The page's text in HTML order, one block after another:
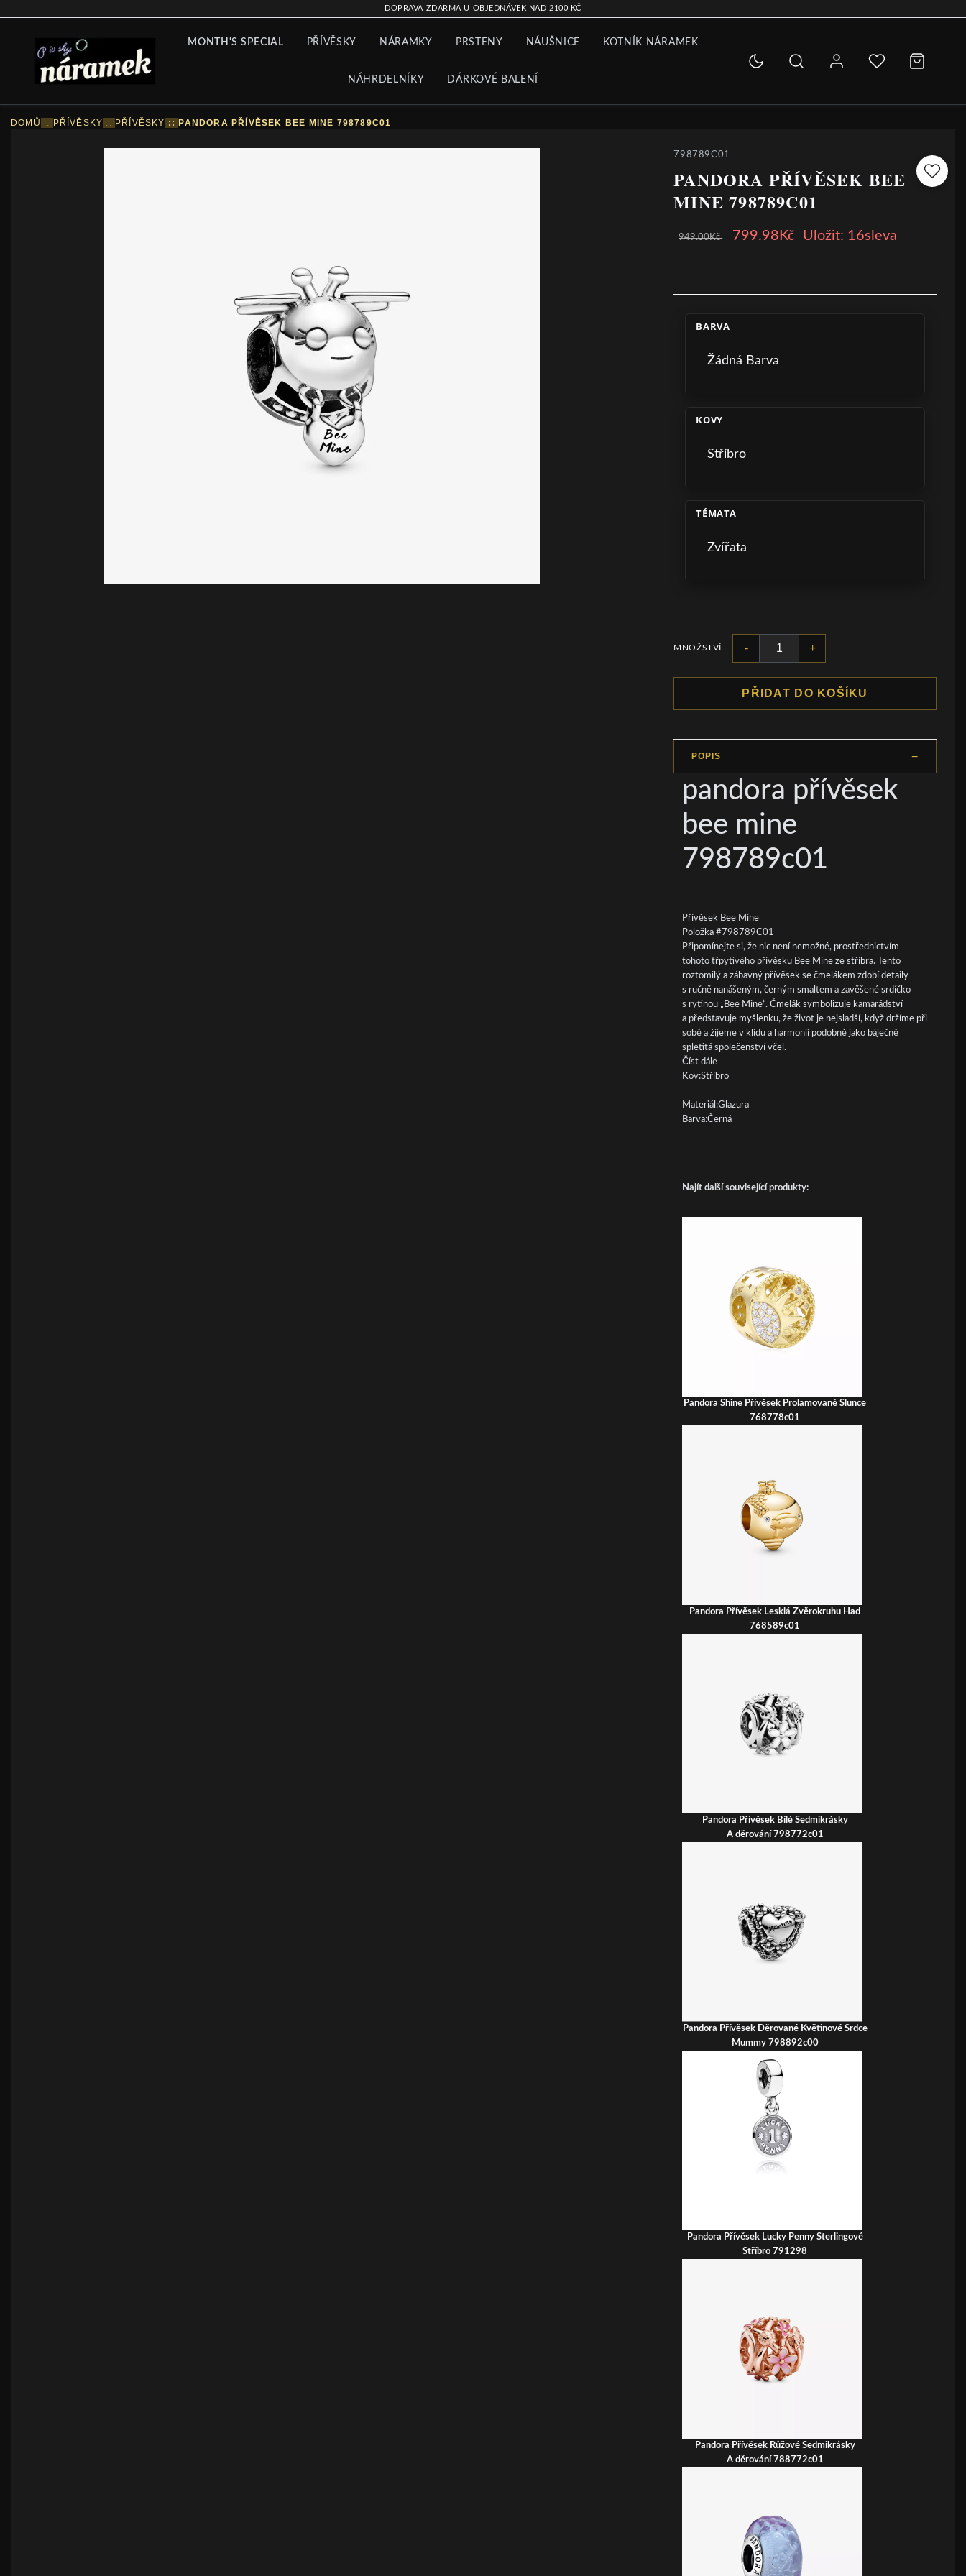
DOPRAVA ZDARMA U OBJEDNÁVEK NAD 2100 KČ
MONTH'S SPECIAL PŘÍVĚSKY NÁRAMKY PRSTENY NÁUŠNICE KOTNÍK NÁRAMEK
NÁHRDELNÍKY DÁRKOVÉ BALENÍ
DOMŮ :: PŘÍVĚSKY :: PŘÍVĚSKY :: PANDORA PŘÍVĚSEK BEE MINE 798789C01
798789C01
PANDORA PŘÍVĚSEK BEE
MINE 798789C01
949.00Kč 799.98Kč Uložit: 16sleva
BARVA
Žádná Barva
KOVY
Stříbro
TÉMATA
Zvířata
MNOŽSTVÍ - +
PŘIDAT DO KOŠÍKU
POPIS
pandora přívěsek
bee mine
798789c01
Přívěsek Bee Mine
Položka #798789C01
Připomínejte si, že nic není nemožné, prostřednictvím
tohoto třpytivého přívěsku Bee Mine ze stříbra. Tento
roztomilý a zábavný přívěsek se čmelákem zdobí detaily
s ručně nanášeným, černým smaltem a zavěšené srdíčko
s rytinou „Bee Mine“. Čmelák symbolizuje kamarádství
a představuje myšlenku, že život je nejsladší, když držíme při
sobě a žijeme v klidu a harmonii podobně jako báječně
spletitá společenství včel.
Číst dále
Kov:Stříbro
Materiál:Glazura
Barva:Černá
Najít další související produkty:
Pandora Shine Přívěsek Prolamované Slunce
768778c01
Pandora Přívěsek Lesklá Zvěrokruhu Had
768589c01
Pandora Přívěsek Bílé Sedmikrásky
A děrování 798772c01
Pandora Přívěsek Děrované Květinové Srdce
Mummy 798892c00
Pandora Přívěsek Lucky Penny Sterlingové
Stříbro 791298
Pandora Přívěsek Růžové Sedmikrásky
A děrování 788772c01